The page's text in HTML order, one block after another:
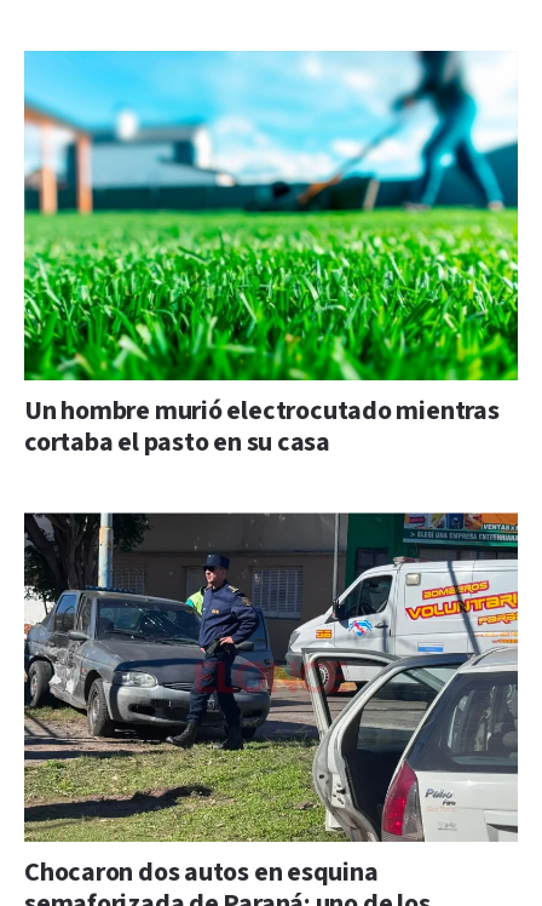
Un hombre murió electrocutado mientras
cortaba el pasto en su casa
Chocaron dos autos en esquina